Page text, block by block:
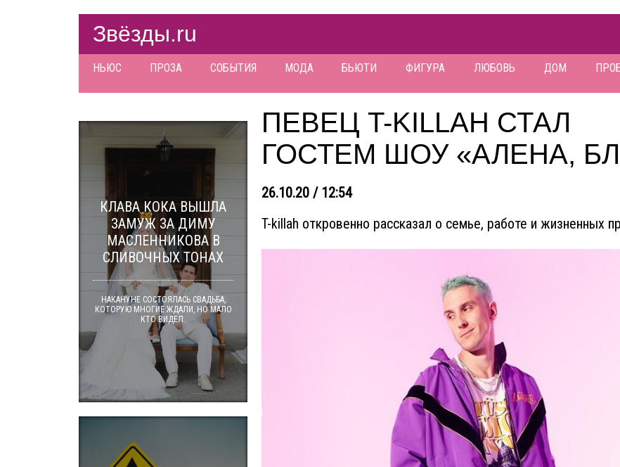
Звёзды.ru
НЬЮС ПРОЗА СОБЫТИЯ МОДА БЬЮТИ ФИГУРА ЛЮБОВЬ ДОМ
ПЕВЕЦ T-KILLAH СТАЛ
ГОСТЕМ ШОУ «АЛЕНА,
26.10.20 / 12:54
T-killah откровенно рассказал о семье, работе и жизненных
КЛАВА КОКА ВЫШЛА
ЗАМУЖ ЗА ДИМУ
МАСЛЕННИКОВА В
СЛИВОЧНЫХ ТОНАХ
НАКАНУНЕ СОСТОЯЛАСЬ СВАДЬБА,
КОТОРУЮ МНОГИЕ ЖДАЛИ, НО МАЛО
КТО ВИДЕЛ.